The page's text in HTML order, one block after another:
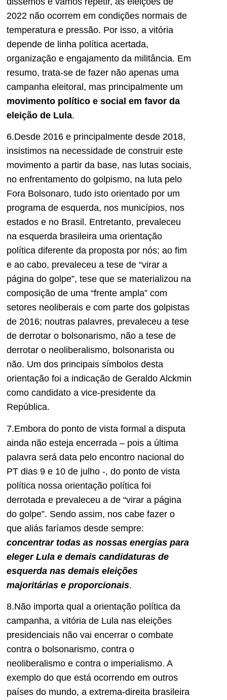
2022 não ocorrem em condições normais de
temperatura e pressão. Por isso, a vitória
depende de linha política acertada,
organização e engajamento da militância. Em
resumo, trata-se de fazer não apenas uma
campanha eleitoral, mas principalmente um
movimento político e social em favor da
eleição de Lula.
6.Desde 2016 e principalmente desde 2018,
insistimos na necessidade de construir este
movimento a partir da base, nas lutas sociais,
no enfrentamento do golpismo, na luta pelo
Fora Bolsonaro, tudo isto orientado por um
programa de esquerda, nos municípios, nos
estados e no Brasil. Entretanto, prevaleceu
na esquerda brasileira uma orientação
política diferente da proposta por nós; ao fim
e ao cabo, prevaleceu a tese de “virar a
página do golpe”, tese que se materializou na
composição de uma “frente ampla” com
setores neoliberais e com parte dos golpistas
de 2016; noutras palavres, prevaleceu a tese
de derrotar o bolsonarismo, não a tese de
derrotar o neoliberalismo, bolsonarista ou
não. Um dos principais símbolos desta
orientação foi a indicação de Geraldo Alckmin
como candidato a vice-presidente da
República.
7.Embora do ponto de vista formal a disputa
ainda não esteja encerrada – pois a última
palavra será data pelo encontro nacional do
PT dias 9 e 10 de julho -, do ponto de vista
política nossa orientação política foi
derrotada e prevaleceu a de “virar a página
do golpe”. Sendo assim, nos cabe fazer o
que aliás faríamos desde sempre:
concentrar todas as nossas energias para
eleger Lula e demais candidaturas de
esquerda nas demais eleições
majoritárias e proporcionais.
8.Não importa qual a orientação política da
campanha, a vitória de Lula nas eleições
presidenciais não vai encerrar o combate
contra o bolsonarismo, contra o
neoliberalismo e contra o imperialismo. A
exemplo do que está ocorrendo em outros
países do mundo, a extrema-direita brasileira